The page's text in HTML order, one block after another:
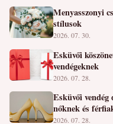
Menyasszonyi
stílusok
2026. 07. 30.
Esküvői
vendégeknek
2026. 07. 28.
Esküvői
nőknek és
2026. 07. 28.